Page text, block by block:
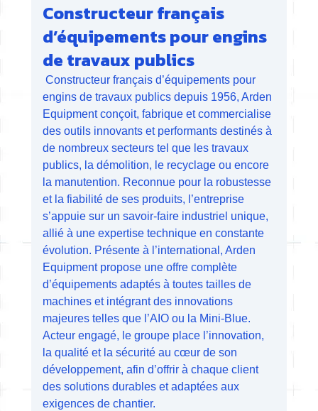
Constructeur français
d’équipements pour engins
de travaux publics
Constructeur français d’équipements pour
engins de travaux publics depuis 1956, Arden
Equipment conçoit, fabrique et commercialise
des outils innovants et performants destinés à
de nombreux secteurs tel que les travaux
publics, la démolition, le recyclage ou encore
la manutention. Reconnue pour la robustesse
et la fiabilité de ses produits, l’entreprise
s’appuie sur un savoir-faire industriel unique,
allié à une expertise technique en constante
évolution. Présente à l’international, Arden
Equipment propose une offre complète
d’équipements adaptés à toutes tailles de
machines et intégrant des innovations
majeures telles que l’AIO ou la Mini-Blue.
Acteur engagé, le groupe place l’innovation,
la qualité et la sécurité au cœur de son
développement, afin d’offrir à chaque client
des solutions durables et adaptées aux
exigences de chantier.